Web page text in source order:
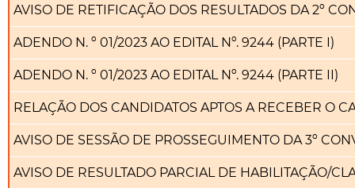
AVISO DE RETIFICAÇÃO DOS RESULTADOS DA 2º
ADENDO N. º 01/2023 AO EDITAL Nº. 9244 (PARTE I)
ADENDO N. º 01/2023 AO EDITAL Nº. 9244 (PARTE II)
RELAÇÃO DOS CANDIDATOS APTOS A RECEBER O
AVISO DE SESSÃO DE PROSSEGUIMENTO DA 3º
AVISO DE RESULTADO PARCIAL DE HABILITAÇÃO/